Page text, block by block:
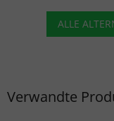
Verwandte
ALLE